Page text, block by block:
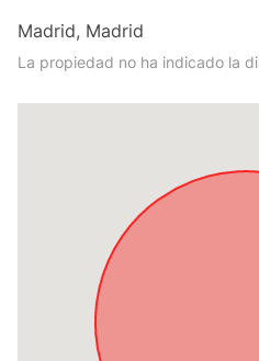
Madrid, Madrid
La propiedad no ha indicado la